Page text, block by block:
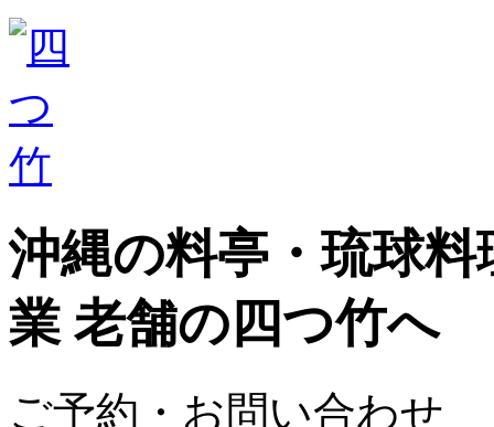
沖縄の料亭・琉球
業 老舗の四つ竹へ
ご予約・お問い合わせ